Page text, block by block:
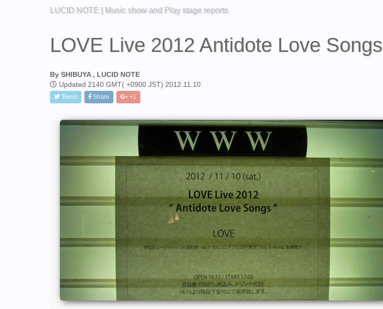
LUCID NOTE | Music show and Play stage reports
LOVE Live 2012 Antidote Love Songs
By SHIBUYA , LUCID NOTE
Updated 2140 GMT( +0900 JST) 2012.11.10
Tweet Share +1